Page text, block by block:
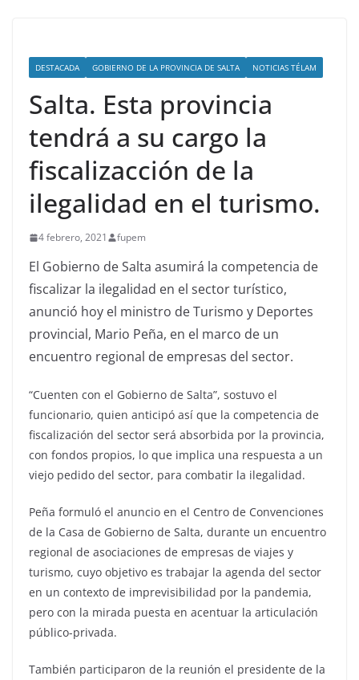
DESTACADA GOBIERNO DE LA PROVINCIA DE SALTA NOTICIAS TÉLAM
Salta. Esta provincia
tendrá a su cargo la
fiscalizacción de la
ilegalidad en el turismo.
4 febrero, 2021 fupem
El Gobierno de Salta asumirá la competencia de
fiscalizar la ilegalidad en el sector turístico,
anunció hoy el ministro de Turismo y Deportes
provincial, Mario Peña, en el marco de un
encuentro regional de empresas del sector.
“Cuenten con el Gobierno de Salta”, sostuvo el
funcionario, quien anticipó así que la competencia de
fiscalización del sector será absorbida por la provincia,
con fondos propios, lo que implica una respuesta a un
viejo pedido del sector, para combatir la ilegalidad.
Peña formuló el anuncio en el Centro de Convenciones
de la Casa de Gobierno de Salta, durante un encuentro
regional de asociaciones de empresas de viajes y
turismo, cuyo objetivo es trabajar la agenda del sector
en un contexto de imprevisibilidad por la pandemia,
pero con la mirada puesta en acentuar la articulación
público-privada.
También participaron de la reunión el presidente de la